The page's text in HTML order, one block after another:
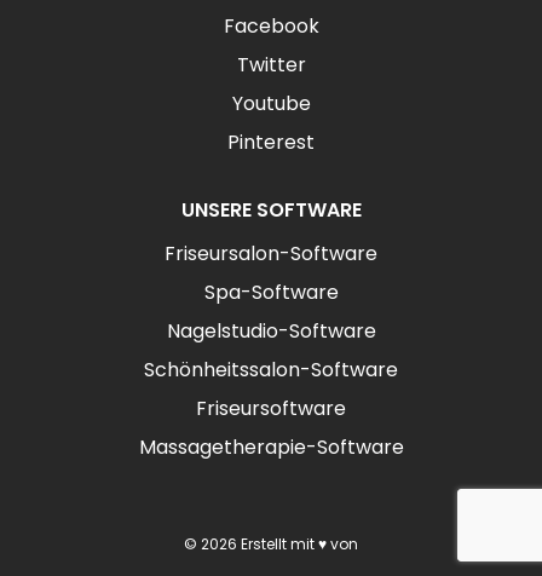
Facebook
Twitter
Youtube
Pinterest
UNSERE SOFTWARE
Friseursalon-Software
Spa-Software
Nagelstudio-Software
Schönheitssalon-Software
Friseursoftware
Massagetherapie-Software
© 2026 Erstellt mit ♥ von